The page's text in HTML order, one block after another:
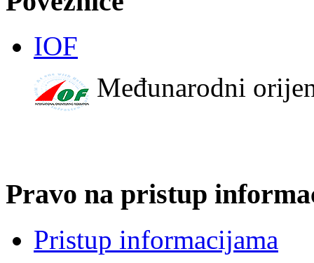
IOF
Međunarodni
Pravo na pristup
Pristup informacijama